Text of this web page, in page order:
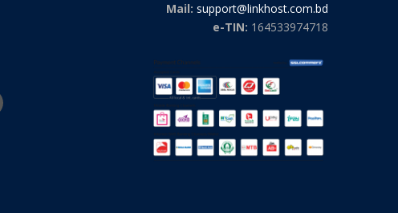
Mail: support@linkhost.com.bd
e-TIN: 164533974718